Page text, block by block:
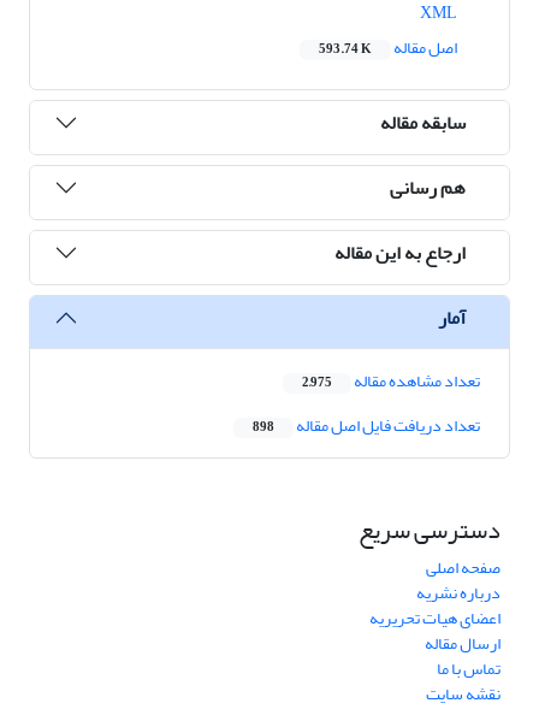
اصل مقاله
593.74 K
سابقه مقاله
هم رسانی
ارجاع به این مقاله
آمار
تعداد مشاهده مقاله 2,975
تعداد دریافت فایل اصل مقاله 898
دسترسی سریع
صفحه اصلی
درباره نشریه
اعضای هیات تحریریه
ارسال مقاله
تماس با ما
نقشه سایت